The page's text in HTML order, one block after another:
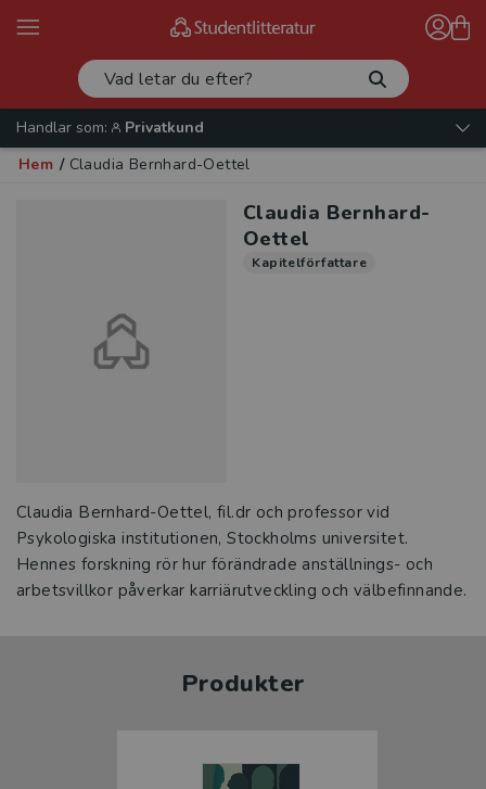
Handlar som:
Privatkund
Hem / Claudia Bernhard-Oettel
Claudia Bernhard-
Oettel
Kapitelförfattare
Claudia Bernhard-Oettel, fil.dr och professor vid
Psykologiska institutionen, Stockholms universitet.
Hennes forskning rör hur förändrade anställnings- och
arbetsvillkor påverkar karriärutveckling och välbefinnande.
Produkter